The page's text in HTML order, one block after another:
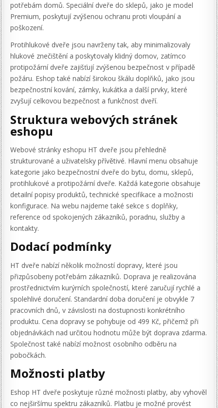
potřebám domů. Speciální dveře do sklepů, jako je model
Premium, poskytují zvýšenou ochranu proti vloupání a
poškození.
Protihlukové dveře jsou navrženy tak, aby minimalizovaly
hlukové znečištění a poskytovaly klidný domov, zatímco
protipožární dveře zajišťují zvýšenou bezpečnost v případě
požáru. Eshop také nabízí širokou škálu doplňků, jako jsou
bezpečnostní kování, zámky, kukátka a další prvky, které
zvyšují celkovou bezpečnost a funkčnost dveří.
Struktura webových stránek
eshopu
Webové stránky eshopu HT dveře jsou přehledně
strukturované a uživatelsky přívětivé. Hlavní menu obsahuje
kategorie jako bezpečnostní dveře do bytu, domu, sklepů,
protihlukové a protipožární dveře. Každá kategorie obsahuje
detailní popisy produktů, technické specifikace a možnosti
konfigurace. Na webu najdeme také sekce s doplňky,
reference od spokojených zákazníků, poradnu, služby a
kontakty.
Dodací podmínky
HT dveře nabízí několik možností dopravy, které jsou
přizpůsobeny potřebám zákazníků. Doprava je realizována
prostřednictvím kurýrních společností, které zaručují rychlé a
spolehlivé doručení. Standardní doba doručení je obvykle 7
pracovních dnů, v závislosti na dostupnosti konkrétního
produktu. Cena dopravy se pohybuje od 499 Kč, přičemž při
objednávkách nad určitou hodnotu může být doprava zdarma.
Společnost také nabízí možnost osobního odběru na
pobočkách.
Možnosti platby
Eshop HT dveře poskytuje různé možnosti platby, aby vyhověl
co nejširšímu spektru zákazníků. Platbu je možné provést